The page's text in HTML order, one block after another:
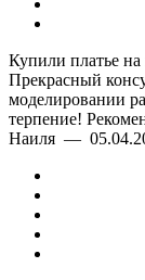
Купили платье
Прекрасный
моделировании
терпение!
Наиля —